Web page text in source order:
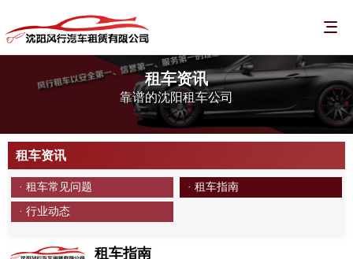
租车资讯
靠谱的沈阳租车公司
租车资讯
· 租车常见问题 · 租车指南
· 行业动态
租车指南